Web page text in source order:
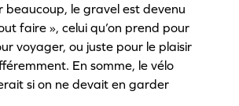
beaucoup, le gravel est devenu
faire », celui qu’on prend pour
voyager, ou juste pour le plaisir
En somme, le vélo
si on ne devait en garder